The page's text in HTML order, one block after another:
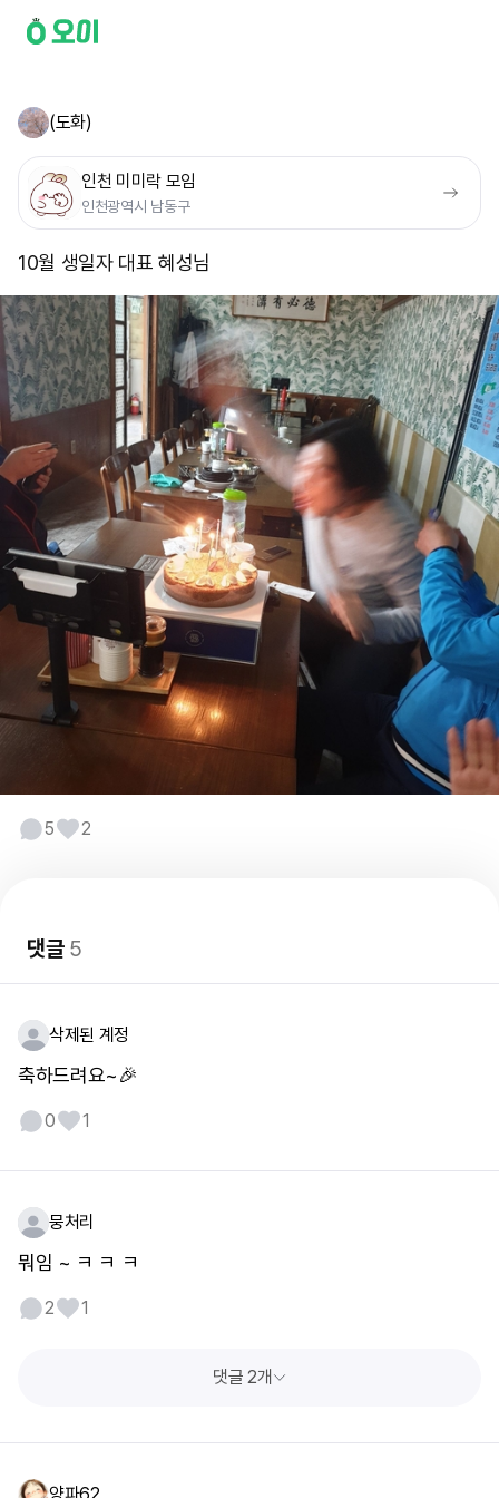
(도화)
인천 미미락 모임
인천광역시 남동구
10월 생일자 대표 혜성님
5 2
댓글5
삭제된 계정
축하드려요~🎉
0 1
뭉처리
뭐임 ~ ㅋ ㅋ ㅋ
2 1
댓글 2개